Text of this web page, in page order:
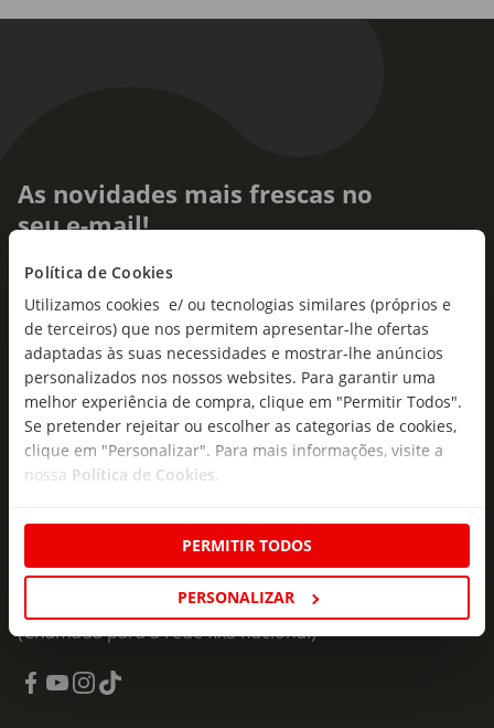
Política de Cookies
Utilizamos cookies e/ ou tecnologias similares (próprios e
de terceiros) que nos permitem apresentar-lhe ofertas
adaptadas às suas necessidades e mostrar-lhe anúncios
personalizados nos nossos websites. Para garantir uma
melhor experiência de compra, clique em "Permitir Todos".
Se pretender rejeitar ou escolher as categorias de cookies,
clique em "Personalizar". Para mais informações, visite a
nossa Política de Cookies.
PERMITIR TODOS
PERSONALIZAR
As novidades mais frescas no
seu e-mail!
Subscreva e descubra campanhas exclusivas,
ofertas e novidades para si.
Insira o seu e-
mail
Subscrever
Formulário de Contacto
(Chamada para a rede fixa nacional)